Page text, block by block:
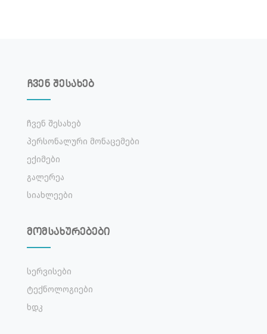
ჩვენ შესახებ
Ჩვენ Შესახებ
Პერსონალური Მონაცემები
Ექიმები
Გალერეა
Სიახლეები
მომსახურებები
Სერვისები
Ტექნოლოგიები
Ხდკ